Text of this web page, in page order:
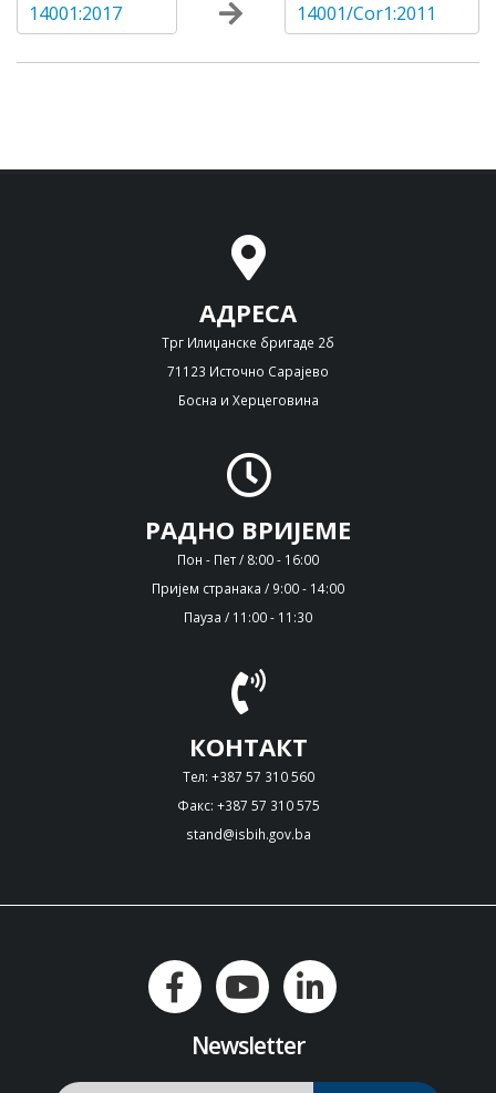
14001:2017
14001/Cor1:2011
АДРЕСА
Трг Илиџанске бригаде 2б
71123 Источно Сарајево
Босна и Херцеговина
РАДНО ВРИЈЕМЕ
Пон - Пет / 8:00 - 16:00
Пријем странака / 9:00 - 14:00
Пауза / 11:00 - 11:30
КОНТАКТ
Тел: +387 57 310 560
Факс: +387 57 310 575
stand@isbih.gov.ba
Newsletter